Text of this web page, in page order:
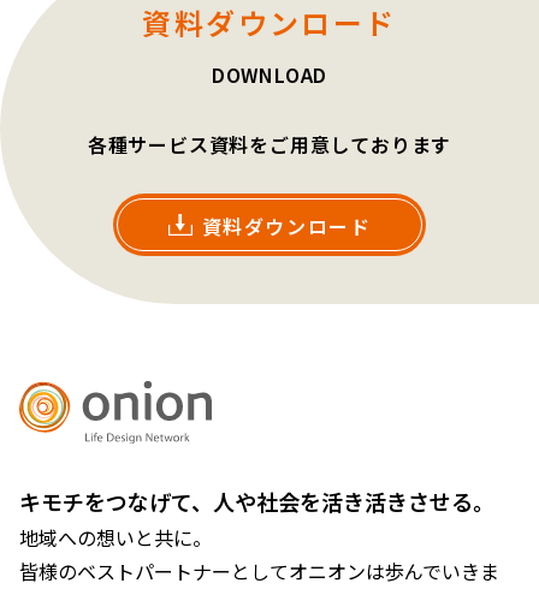
資料ダウンロード
DOWNLOAD
各種サービス資料をご用意しております
資料ダウンロード
キモチをつなげて、人や社会を活き活きさせる。
地域への想いと共に。
皆様のベストパートナーとしてオニオンは歩んでいきま